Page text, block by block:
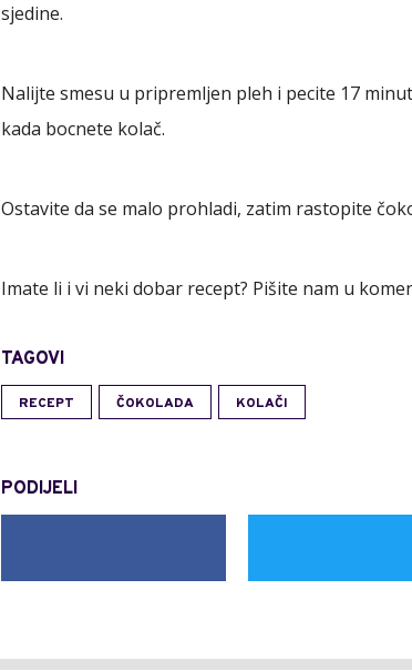
sjedine.
Nalijte smesu u pripremljen pleh i pecite 17
kada bocnete kolač.
Ostavite da se malo prohladi, zatim rastopite
Imate li i vi neki dobar recept? Pišite nam u
TAGOVI
RECEPT ČOKOLADA KOLAČI
PODIJELI